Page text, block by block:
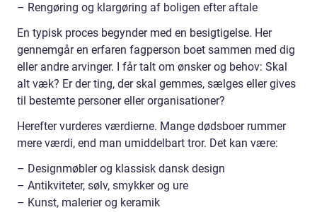
– Rengøring og klargøring af boligen efter aftale
En typisk proces begynder med en besigtigelse. Her
gennemgår en erfaren fagperson boet sammen med dig
eller andre arvinger. I får talt om ønsker og behov: Skal
alt væk? Er der ting, der skal gemmes, sælges eller gives
til bestemte personer eller organisationer?
Herefter vurderes værdierne. Mange dødsboer rummer
mere værdi, end man umiddelbart tror. Det kan være:
– Designmøbler og klassisk dansk design
– Antikviteter, sølv, smykker og ure
– Kunst, malerier og keramik